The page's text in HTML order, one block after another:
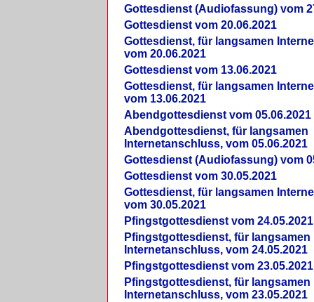
Gottesdienst (Audiofassung) vom
Gottesdienst vom 20.06.2021
Gottesdienst, für langsamen
vom 20.06.2021
Gottesdienst vom 13.06.2021
Gottesdienst, für langsamen
vom 13.06.2021
Abendgottesdienst vom 05.06.2021
Abendgottesdienst, für langsamen
Internetanschluss, vom 05.06.2021
Gottesdienst (Audiofassung) vom
Gottesdienst vom 30.05.2021
Gottesdienst, für langsamen
vom 30.05.2021
Pfingstgottesdienst vom 24.05.2021
Pfingstgottesdienst, für langsamen
Internetanschluss, vom 24.05.2021
Pfingstgottesdienst vom 23.05.2021
Pfingstgottesdienst, für langsamen
Internetanschluss, vom 23.05.2021